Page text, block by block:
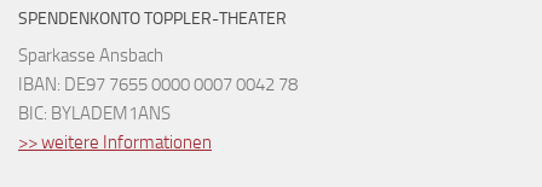
SPENDENKONTO TOPPLER-THEATER
Sparkasse Ansbach
IBAN: DE97 7655 0000 0007 0042 78
BIC: BYLADEM1ANS
>> weitere Informationen